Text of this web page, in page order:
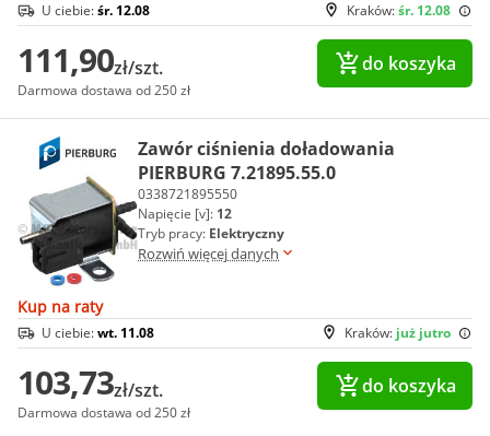
Kraków:śr. 12.08
U ciebie:śr. 12.08
111,90zł/szt.
Darmowa dostawa od 250 zł
do koszyka
Zawór ciśnienia doładowania
PIERBURG 7.21895.55.0
0338721895550
Napięcie [v]: 12
Tryb pracy: Elektryczny
Rozwiń więcej danych
Kup na raty
Kraków: już jutro
U ciebie:wt. 11.08
103,73zł/szt.
Darmowa dostawa od 250 zł
do koszyka